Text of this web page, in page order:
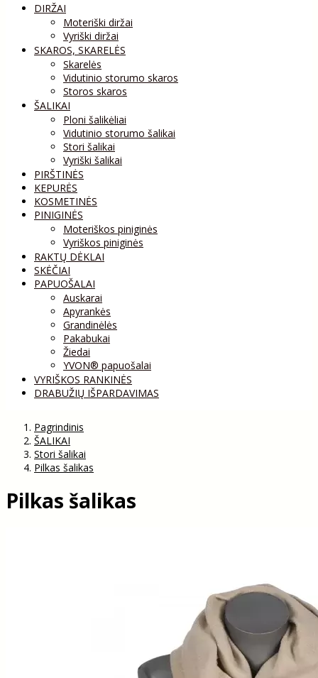
DIRŽAI
Moteriški diržai
Vyriški diržai
SKAROS, SKARELĖS
Skarelės
Vidutinio storumo skaros
Storos skaros
ŠALIKAI
Ploni šalikėliai
Vidutinio storumo šalikai
Stori šalikai
Vyriški šalikai
PIRŠTINĖS
KEPURĖS
KOSMETINĖS
PINIGINĖS
Moteriškos piniginės
Vyriškos piniginės
RAKTŲ DĖKLAI
SKĖČIAI
PAPUOŠALAI
Auskarai
Apyrankės
Grandinėlės
Pakabukai
Žiedai
YVON® papuošalai
VYRIŠKOS RANKINĖS
DRABUŽIŲ IŠPARDAVIMAS
Pagrindinis
ŠALIKAI
Stori šalikai
Pilkas šalikas
Pilkas šalikas